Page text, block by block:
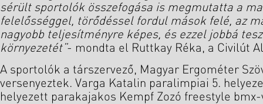
sérült sportolók összefogása is megmutatta a
felelősséggel, törődéssel fordul mások felé, az
nagyobb teljesítményre képes, és ezzel jobbá
környezetét”- mondta el Ruttkay Réka, a Civilút
A sportolók a társzervező, Magyar Ergométer
versenyeztek. Varga Katalin paralimpiai 5.
helyezett parakajakos Kempf Zozó freestyle